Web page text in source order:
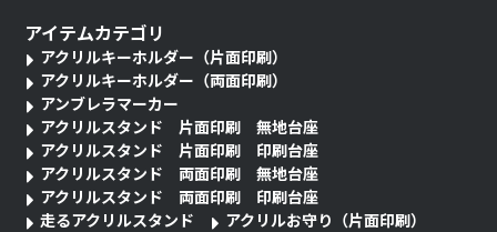
アイテムカテゴリ
アクリルキーホルダー（片面印刷）
アクリルキーホルダー（両面印刷）
アンブレラマーカー
アクリルスタンド 片面印刷 無地台座
アクリルスタンド 片面印刷 印刷台座
アクリルスタンド 両面印刷 無地台座
アクリルスタンド 両面印刷 印刷台座
走るアクリルスタンド
アクリルお守り（片面印刷）